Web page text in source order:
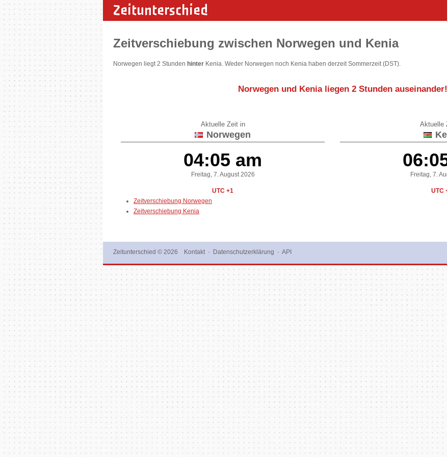
Zeitunterschied
Zeitverschiebung zwischen Norwegen und Kenia
Norwegen liegt 2 Stunden hinter Kenia. Weder Norwegen noch Kenia haben derzeit Sommerzeit (DST).
Norwegen und Kenia liegen 2 Stunden auseinander!
Aktuelle Zeit in
Norwegen
04:05 am
Freitag, 7. August 2026
UTC +1
Aktuelle
Freitag, 7.
UTC
Zeitverschiebung Norwegen
Zeitverschiebung Kenia
Zeitunterschied © 2026 Kontakt· Datenschutzerklärung · API